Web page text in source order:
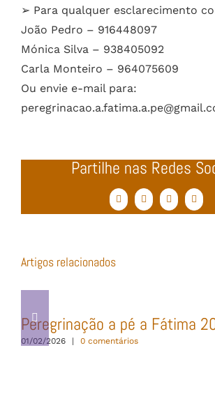
➢ Para qualquer esclarecimento
João Pedro – 916448097
Mónica Silva – 938405092
Carla Monteiro – 964075609
Ou envie e-mail para:
Partilhe nas Redes
FacebookTwitterWhatsApp
Email
Artigos relacionados
Peregrinação a pé a Fátima
01/02/2026 | 0 comentários